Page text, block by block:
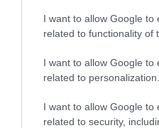
I want to allow Google to
related to functionality of
I want to allow Google to
related to personalization.
I want to allow Google to
related to security,
εξελίσσεται με την
ειδοποιήσεων,
Marko.«Ο κλάδος
ότι η τεχνητή